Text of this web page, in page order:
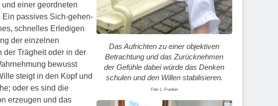
einer geordneten
passives Sich-gehen-
schnelles Erledigen
der einzelnen
der Trägheit oder in der
bewusst
steigt in den Kopf und
oder es sind die
erzeugen und das
Das Aufrichten zu einer objektiven
Betrachtung und das Zurücknehmen
der Gefühle dabei würde das Denken
schulen und den Willen stabilisieren.
Foto: L. Franken